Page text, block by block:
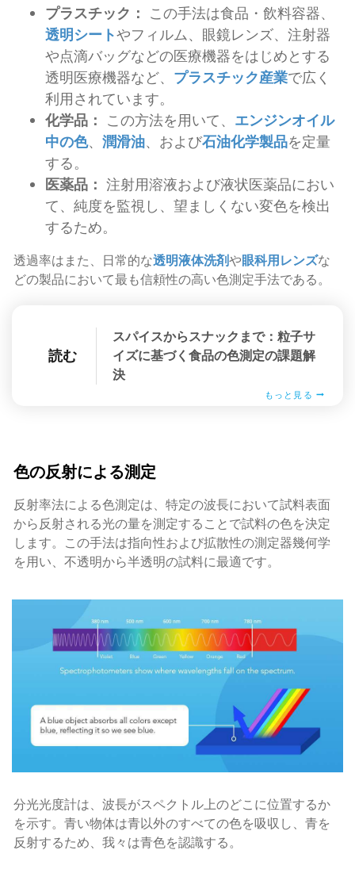
プラスチック： この手法は食品・飲料容器、
透明シートやフィルム、眼鏡レンズ、注射器
や点滴バッグなどの医療機器をはじめとする
透明医療機器など、 プラスチック産業で広く
利用されています。
化学品： この方法を用いて、 エンジンオイル
中の色、 潤滑油、および石油化学製品を定量
する。
医薬品： 注射用溶液および液状医薬品におい
て、純度を監視し、望ましくない変色を検出
するため。
透過率はまた、日常的な透明液体洗剤や眼科用レンズな
どの製品において最も信頼性の高い色測定手法である。
読む
スパイスからスナックまで：粒子サ
イズに基づく食品の色測定の課題解
決
もっと見る
色の反射による測定
反射率法による色測定は、特定の波長において試料表面
から反射される光の量を測定することで試料の色を決定
します。この手法は指向性および拡散性の測定器幾何学
を用い、不透明から半透明の試料に最適です。
分光光度計は、波長がスペクトル上のどこに位置するか
を示す。青い物体は青以外のすべての色を吸収し、青を
反射するため、我々は青色を認識する。